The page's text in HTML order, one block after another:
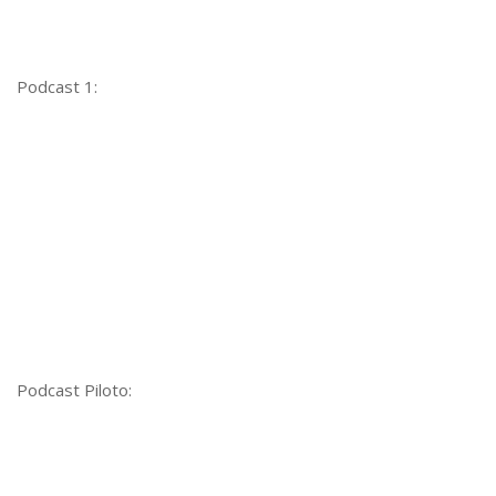
Podcast 1:
Podcast Piloto: